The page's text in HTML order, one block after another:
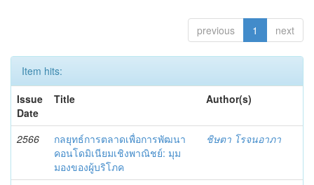
previous 1 next
Item hits:
Issue
Date
Title Author(s)
2566
กลยุทธ์การตลาดเพื่อการพัฒนา
คอนโดมิเนียมเชิงพาณิชย์: มุม
มองของผู้บริโภค
ชิษตา โรจนอาภา